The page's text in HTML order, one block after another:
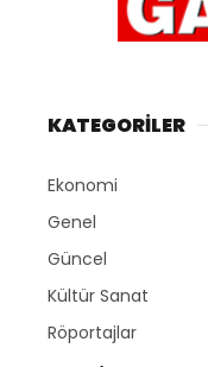
KATEGORİLER
Ekonomi
Genel
Güncel
Kültür Sanat
Röportajlar